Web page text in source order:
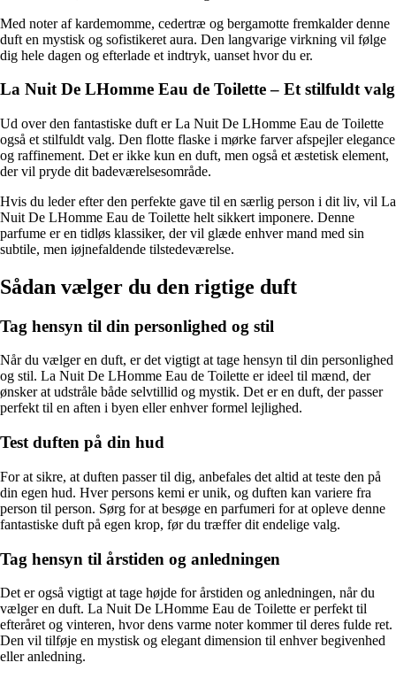
Med noter af kardemomme, cedertræ og bergamotte fremkalder denne
duft en mystisk og sofistikeret aura. Den langvarige virkning vil følge
dig hele dagen og efterlade et indtryk, uanset hvor du er.
La Nuit De LHomme Eau de Toilette – Et stilfuldt valg
Ud over den fantastiske duft er La Nuit De LHomme Eau de Toilette
også et stilfuldt valg. Den flotte flaske i mørke farver afspejler elegance
og raffinement. Det er ikke kun en duft, men også et æstetisk element,
der vil pryde dit badeværelsesområde.
Hvis du leder efter den perfekte gave til en særlig person i dit liv, vil La
Nuit De LHomme Eau de Toilette helt sikkert imponere. Denne
parfume er en tidløs klassiker, der vil glæde enhver mand med sin
subtile, men iøjnefaldende tilstedeværelse.
Sådan vælger du den rigtige duft
Tag hensyn til din personlighed og stil
Når du vælger en duft, er det vigtigt at tage hensyn til din personlighed
og stil. La Nuit De LHomme Eau de Toilette er ideel til mænd, der
ønsker at udstråle både selvtillid og mystik. Det er en duft, der passer
perfekt til en aften i byen eller enhver formel lejlighed.
Test duften på din hud
For at sikre, at duften passer til dig, anbefales det altid at teste den på
din egen hud. Hver persons kemi er unik, og duften kan variere fra
person til person. Sørg for at besøge en parfumeri for at opleve denne
fantastiske duft på egen krop, før du træffer dit endelige valg.
Tag hensyn til årstiden og anledningen
Det er også vigtigt at tage højde for årstiden og anledningen, når du
vælger en duft. La Nuit De LHomme Eau de Toilette er perfekt til
efteråret og vinteren, hvor dens varme noter kommer til deres fulde ret.
Den vil tilføje en mystisk og elegant dimension til enhver begivenhed
eller anledning.